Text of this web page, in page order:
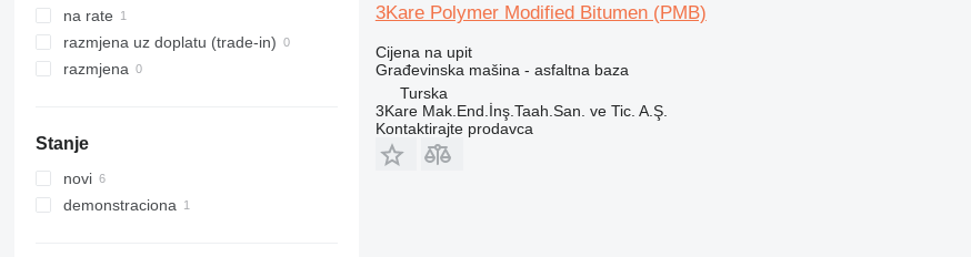
322
323
324
329
330
336
8035
CT
JS
S-Series
TM
VMT
na rate
razmjena uz doplatu (trade-in)
razmjena
Stanje
novi
demonstraciona
3Kare Polymer Modified Bitumen (PMB)
Cijena na upit
Građevinska mašina - asfaltna baza
Turska
3Kare Mak.End.İnş.Taah.San. ve Tic. A.Ş.
Kontaktirajte prodavca